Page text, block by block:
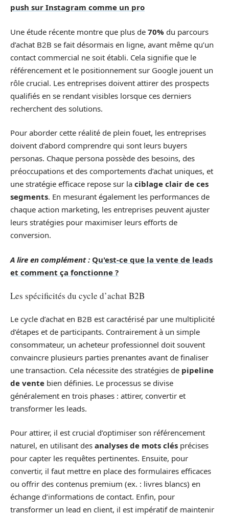
push sur Instagram comme un pro
Une étude récente montre que plus de 70% du parcours
d’achat B2B se fait désormais en ligne, avant même qu’un
contact commercial ne soit établi. Cela signifie que le
référencement et le positionnement sur Google jouent un
rôle crucial. Les entreprises doivent attirer des prospects
qualifiés en se rendant visibles lorsque ces derniers
recherchent des solutions.
Pour aborder cette réalité de plein fouet, les entreprises
doivent d’abord comprendre qui sont leurs buyers
personas. Chaque persona possède des besoins, des
préoccupations et des comportements d’achat uniques, et
une stratégie efficace repose sur la ciblage clair de ces
segments. En mesurant également les performances de
chaque action marketing, les entreprises peuvent ajuster
leurs stratégies pour maximiser leurs efforts de
conversion.
A lire en complément : Qu'est-ce que la vente de leads
et comment ça fonctionne ?
Les spécificités du cycle d’achat B2B
Le cycle d’achat en B2B est caractérisé par une multiplicité
d’étapes et de participants. Contrairement à un simple
consommateur, un acheteur professionnel doit souvent
convaincre plusieurs parties prenantes avant de finaliser
une transaction. Cela nécessite des stratégies de pipeline
de vente bien définies. Le processus se divise
généralement en trois phases : attirer, convertir et
transformer les leads.
Pour attirer, il est crucial d’optimiser son référencement
naturel, en utilisant des analyses de mots clés précises
pour capter les requêtes pertinentes. Ensuite, pour
convertir, il faut mettre en place des formulaires efficaces
ou offrir des contenus premium (ex. : livres blancs) en
échange d’informations de contact. Enfin, pour
transformer un lead en client, il est impératif de maintenir